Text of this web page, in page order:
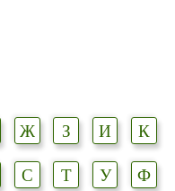
Ж З И
К
С Т У
Ф